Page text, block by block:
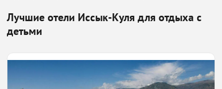
Лучшие отели Иссык-Куля для отдыха с
детьми